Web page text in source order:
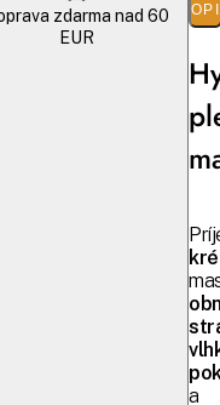
zdarma nad 60
EUR
a